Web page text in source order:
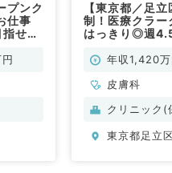
プンク
仕事
せま
【東京都／足
制！医療クラー
はっきり◎週
科・形成外科
年収1,420
皮膚科
クリニック(
東京都足立